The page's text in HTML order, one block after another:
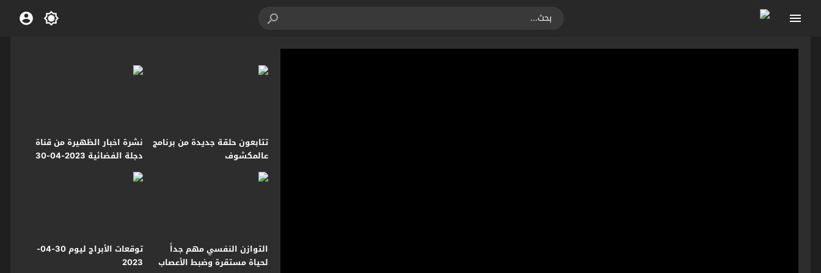
تتابعون حلقة جديدة من برنامج
عالمكشوف
نشرة اخبار الظهيرة من قناة
دجلة الفضائية 2023-04-30
التوازن النفسي مهم جداً
لحياة مستقرة وضبط الأعصاب
توقعات الأبراج ليوم 30-04-
2023